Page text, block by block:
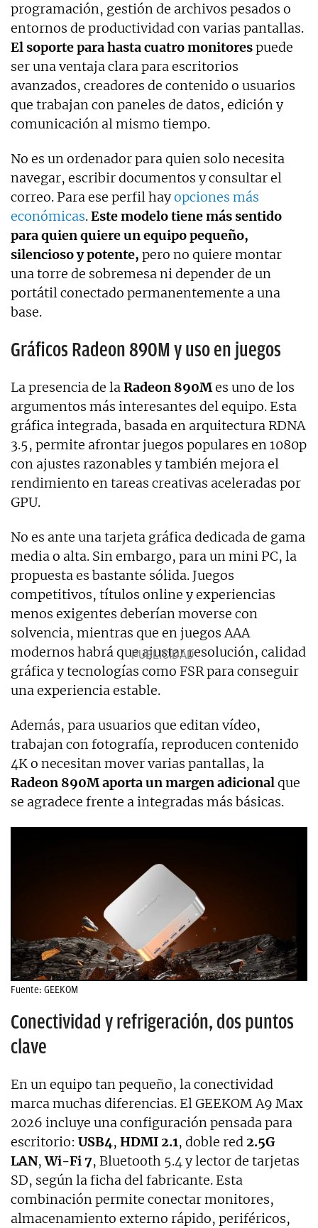
programación, gestión de archivos pesados o
entornos de productividad con varias pantallas.
El soporte parahasta cuatro monitorespuede
ser una ventaja clara para escritorios
avanzados, creadores de contenido o usuarios
que trabajan con paneles de datos, edición y
comunicación al mismo tiempo.
No es un ordenador para quien solo necesita
navegar, escribir documentos y consultar el
correo. Para ese perfil hayopciones más
económicas.Este modelo tiene más sentido
para quien quiere un equipo pequeño,
silencioso y potente, pero no quiere montar
una torre de sobremesa ni depender de un
portátil conectado permanentemente a una
base.
Gráficos Radeon 890M y uso en juegos
La presencia de laRadeon 890Mes uno de los
argumentos más interesantes del equipo. Esta
gráfica integrada, basada en arquitectura RDNA
3.5, permite afrontar juegos populares en 1080p
con ajustes razonables y también mejora el
rendimiento en tareas creativas aceleradas por
GPU.
No es ante una tarjeta gráfica dedicada de gama
media o alta. Sin embargo, para un mini PC, la
propuesta es bastante sólida. Juegos
competitivos, títulos online y experiencias
menos exigentes deberían moverse con
solvencia, mientras que en juegos AAA
modernos habrá que ajustar resolución, calidad
gráfica y tecnologías como FSR para conseguir
una experiencia estable.
Además, para usuarios que editan vídeo,
trabajan con fotografía, reproducen contenido
4K o necesitan mover varias pantallas, la
Radeon 890M aporta un margen adicionalque
se agradece frente a integradas más básicas.
Fuente: GEEKOM
Conectividad y refrigeración, dos puntos
clave
En un equipo tan pequeño, la conectividad
marca muchas diferencias. El GEEKOM A9 Max
2026 incluye una configuración pensada para
escritorio: USB4, HDMI 2.1, doble red2.5G
LAN,Wi-Fi 7, Bluetooth 5.4 y lector de tarjetas
SD, según la ficha del fabricante. Esta
combinación permite conectar monitores,
almacenamiento externo rápido, periféricos,